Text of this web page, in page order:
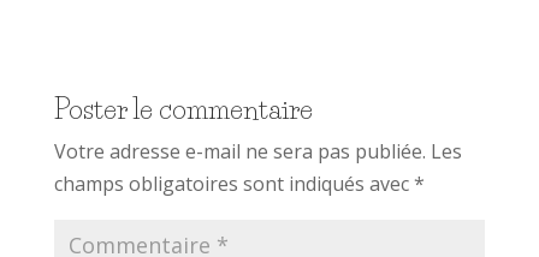
Poster le commentaire
Votre adresse e-mail ne sera pas publiée. Les
champs obligatoires sont indiqués avec*